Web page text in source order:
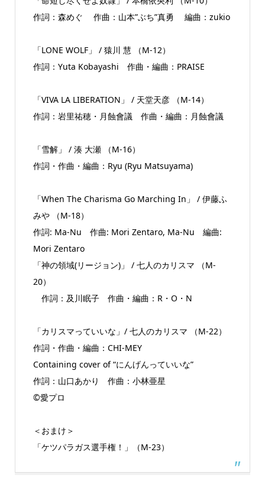
作詞：森めぐ 作曲：山本”ぶち”真勇 編曲：zukio
「LONE WOLF」 / 猿川 慧 （M-12）
作詞：Yuta Kobayashi 作曲・編曲：PRAISE
「VIVA LA LIBERATION」 / 天堂天彦 （M-14）
作詞：岩里祐穂・月蝕會議 作曲・編曲：月蝕會議
「雪解」 / 湊 大瀬 （M-16）
作詞・作曲・編曲：Ryu (Ryu Matsuyama)
「When The Charisma Go Marching In」 / 伊藤ふ
みや （M-18）
作詞: Ma-Nu 作曲: Mori Zentaro, Ma-Nu 編曲:
Mori Zentaro
「神の領域(リージョン)」 / 七人のカリスマ （M-
20）
作詞：及川眠子 作曲・編曲：R・O・N
「カリスマっていいな」/ 七人のカリスマ （M-22）
作詞・作曲・編曲：CHI-MEY
Containing cover of “にんげんっていいな”
作詞：山口あかり 作曲：小林亜星
©愛プロ
＜おまけ＞
「ケツパラガス選手権！」（M-23）